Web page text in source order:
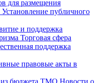
для размещения
Установление публичного
и поддержка
Торговая сфера
поддержка
правовые акты в
из бюджета ТМО Новости о